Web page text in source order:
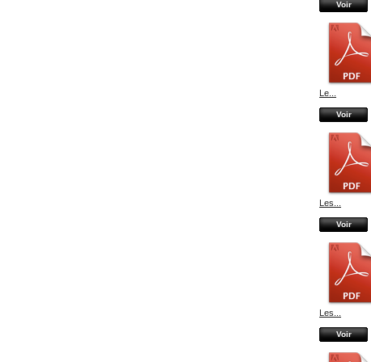
Voir
Le...
Voir
Les...
Voir
Les...
Voir